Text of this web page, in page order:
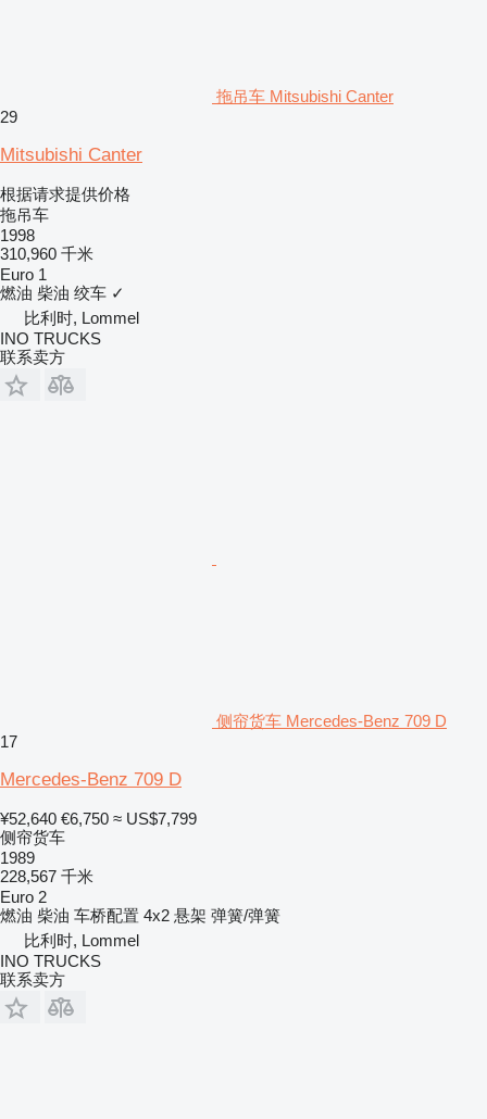
拖吊车 Mitsubishi Canter
29
Mitsubishi Canter
根据请求提供价格
拖吊车
1998
310,960 千米
Euro 1
燃油 柴油 绞车 ✓
比利时, Lommel
INO TRUCKS
联系卖方
侧帘货车 Mercedes-Benz 709 D
17
Mercedes-Benz 709 D
¥52,640 €6,750 ≈ US$7,799
侧帘货车
1989
228,567 千米
Euro 2
燃油 柴油 车桥配置 4x2 悬架 弹簧/弹簧
比利时, Lommel
INO TRUCKS
联系卖方